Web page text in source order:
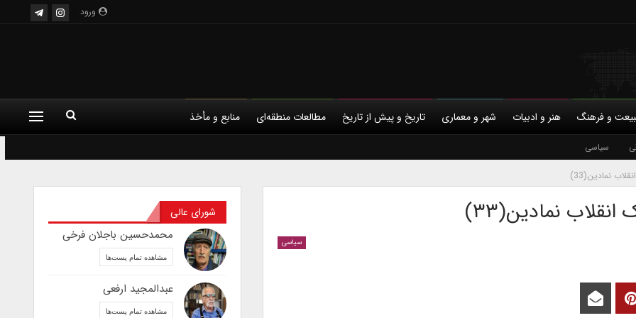
ورود
ما حمایت مالیسیاسی
و فرهنگ هنر و ادبیات شهر و معماری تاریخ و پیش از تاریخ مطالعات منطقه‌ای منابع و مأخذ
نمادین(33)
نمادین(۳۳)
سیاسی
شورای عالی
محمدحسین باجلان فرخی
مشاهده تمام پست‌ها
عبدالمجید ارفعی
مشاهده تمام پست‌ها